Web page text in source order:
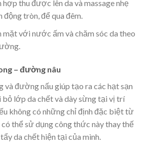
thu được lên da và massage nhẹ
động tròn, để qua đêm.
mặt với nước ấm và chăm sóc da theo
– đường nâu
và đường nấu giúp tạo ra các hạt sạn
bỏ lớp da chết và dày sừng tại vị trí
không có những chỉ định đặc biệt từ
có thể sử dụng công thức này thay thế
da chết hiện tại của mình.